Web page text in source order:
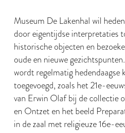
Museum De Lakenhal wil
door eigentijdse interpretaties
historische objecten en
oude en nieuwe
wordt regelmatig hedendaagse
toegevoegd, zoals het 21e-
van Erwin Olaf bij de collectie
en Ontzet en het beeld
in de zaal met religieuze 16e-